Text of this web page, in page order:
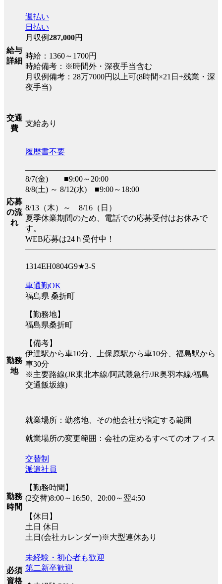
給与
詳細
週払い
日払い
月収例287,000円
時給：1360～1700円
時給備考：※時間外・深夜手当含む
月収例備考：28万7000円以上可(8時間×21日+残業・深
夜手当)
交通
費
支給あり
応募
の流
れ
履歴書不要
――――――――――――――――――――――――
8/7(金) ■9:00～20:00
8/8(土) ～ 8/12(水) ■9:00～18:00
8/13（木）～ 8/16（日）
夏季休業期間のため、電話での応募受付はお休みで
す。
WEB応募は24ｈ受付中！
――――――――――――――――――――――――
1314EH0804G9★3-S
勤務
地
車通勤OK
福島県 桑折町
【勤務地】
福島県桑折町
【備考】
伊達駅から車10分、上保原駅から車10分、福島駅から
車30分
※主要路線(JR東北本線/阿武隈急行/JR奥羽本線/福島
交通飯坂線)
就業場所：勤務地、その他会社が指定する範囲
就業場所の変更範囲：会社の定めるすべてのオフィス
勤務
時間
交替制
派遣社員
【勤務時間】
(2交替)8:00～16:50、20:00～翌4:50
【休日】
土日 休日
土日(会社カレンダー)※大型連休あり
必須
資格
未経験・初心者も歓迎
第二新卒歓迎